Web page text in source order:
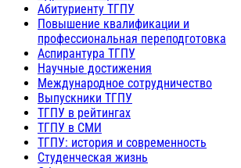
Абитуриенту ТГПУ
Повышение квалификации и
профессиональная переподготовка
Аспирантура ТГПУ
Научные достижения
Международное сотрудничество
Выпускники ТГПУ
ТГПУ в рейтингах
ТГПУ в СМИ
ТГПУ: история и современность
Студенческая жизнь